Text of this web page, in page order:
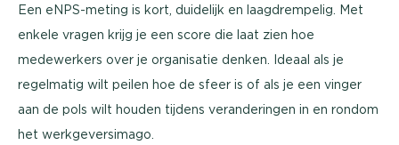
Een eNPS-meting is kort, duidelijk en laagdrempelig. Met
enkele vragen krijg je een score die laat zien hoe
medewerkers over je organisatie denken. Ideaal als je
regelmatig wilt peilen hoe de sfeer is of als je een vinger
aan de pols wilt houden tijdens veranderingen in en rondom
het werkgeversimago.